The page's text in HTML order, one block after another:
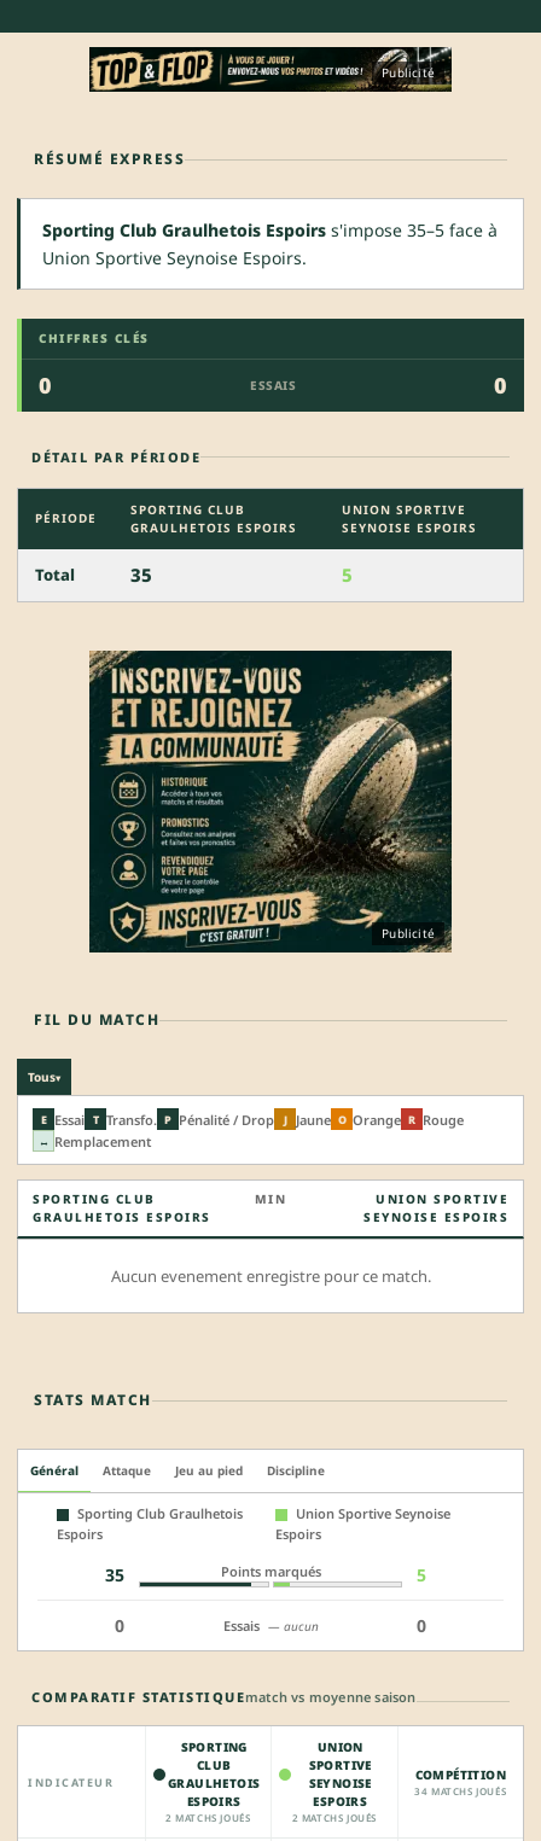
Publicité
RÉSUMÉ EXPRESS
Sporting Club Graulhetois Espoirs s'impose 35–5 face à
Union Sportive Seynoise Espoirs.
CHIFFRES CLÉS
0 ESSAIS 0
DÉTAIL PAR PÉRIODE
PÉRIODE
SPORTING CLUB
GRAULHETOIS ESPOIRS
UNION SPORTIVE
SEYNOISE ESPOIRS
Total 35 5
Publicité
FIL DU MATCH
Tous▾
E Essai T Transfo. P Pénalité / Drop J Jaune O Orange R Rouge
↔ Remplacement
SPORTING CLUB
GRAULHETOIS ESPOIRS
MIN
UNION SPORTIVE
SEYNOISE ESPOIRS
Aucun evenement enregistre pour ce match.
STATS MATCH
Général Attaque Jeu au pied Discipline
Sporting Club Graulhetois
Espoirs
Union Sportive Seynoise
Espoirs
35 Points marqués 5
0 Essais — aucun 0
COMPARATIF STATISTIQUEmatch vs moyenne saison
INDICATEUR
SPORTING
CLUB
GRAULHETOIS
ESPOIRS
2 MATCHS JOUÉS
UNION
SPORTIVE
SEYNOISE
ESPOIRS
2 MATCHS JOUÉS
COMPÉTITION
34 MATCHS JOUÉS